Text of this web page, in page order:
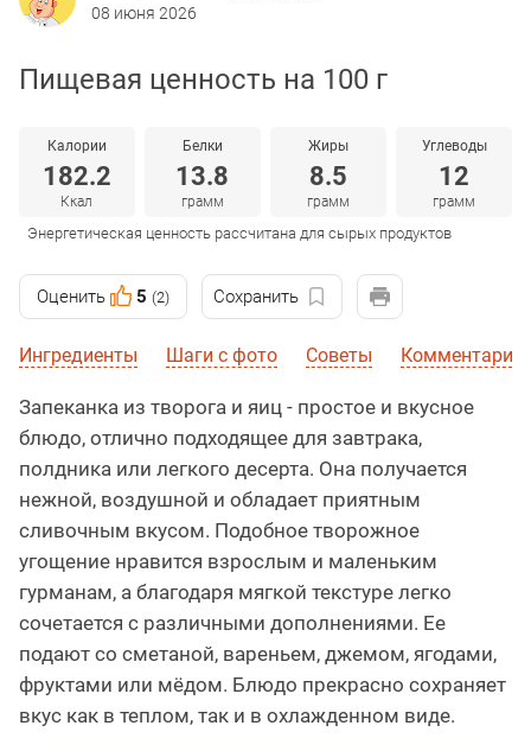
08 июня 2026
Пищевая ценность на 100 г
Калории
182.2
Ккал
Белки
13.8
грамм
Жиры
8.5
грамм
Углеводы
12
грамм
Энергетическая ценность рассчитана для сырых продуктов
Оценить 5 (2) Сохранить
Ингредиенты Шаги с фото Советы Комментарии
Запеканка из творога и яиц - простое и вкусное
блюдо, отлично подходящее для завтрака,
полдника или легкого десерта. Она получается
нежной, воздушной и обладает приятным
сливочным вкусом. Подобное творожное
угощение нравится взрослым и маленьким
гурманам, а благодаря мягкой текстуре легко
сочетается с различными дополнениями. Ее
подают со сметаной, вареньем, джемом, ягодами,
фруктами или мёдом. Блюдо прекрасно сохраняет
вкус как в теплом, так и в охлажденном виде.